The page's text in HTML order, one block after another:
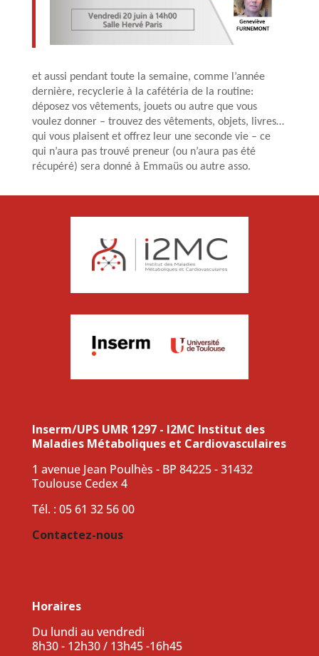
et aussi pendant toute la semaine, comme l’année
dernière, recyclerie à la cafétéria de la routine:
déposez vos vêtements, jouets ou autre que vous
voulez donner – trouvez des vêtements, objets, livres…
qui vous plaisent et offrez leur une seconde vie – ce
qui n’aura pas trouvé preneur (ou n’aura pas été
récupéré) sera donné à Emmaüs ou autre asso.
Inserm/UPS UMR 1297 - I2MC Institut des
Maladies Métaboliques et Cardiovasculaires
1 avenue Jean Poulhès - BP 84225 - 31432
Toulouse Cedex 4
Tél. : 05 61 32 56 00
Contactez-nous
Horaires
Du lundi au vendredi
8h30 - 12h30 / 13h45 -16h45